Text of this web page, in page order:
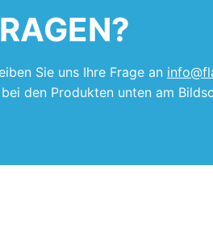
Sie uns Ihre Frage an
den Produkten unten am